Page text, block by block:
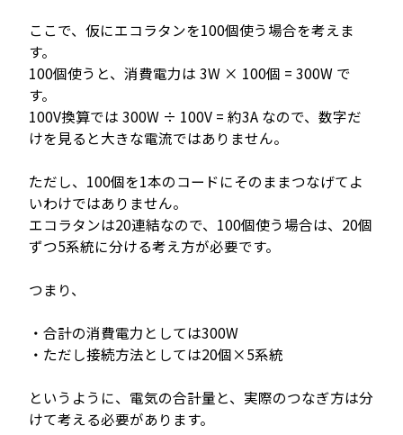
ここで、仮にエコラタンを100個使う場合を考えま
す。
100個使うと、消費電力は 3W × 100個 = 300W で
す。
100V換算では 300W ÷ 100V = 約3A なので、数字だ
けを見ると大きな電流ではありません。
ただし、100個を1本のコードにそのままつなげてよ
いわけではありません。
エコラタンは20連結なので、100個使う場合は、20個
ずつ5系統に分ける考え方が必要です。
つまり、
・合計の消費電力としては300W
・ただし接続方法としては20個×5系統
というように、電気の合計量と、実際のつなぎ方は分
けて考える必要があります。